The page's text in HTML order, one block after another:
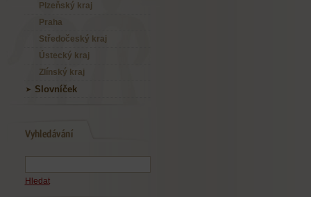
Plzeňský kraj
Praha
Středočeský kraj
Ústecký kraj
Zlínský kraj
Slovníček
Hledat